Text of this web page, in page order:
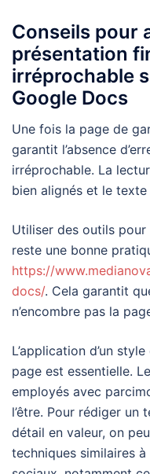
Conseils pour
présentation
irréprochable
Google Docs
Une fois la page de
garantit l’absence
irréprochable. La
bien alignés et le texte
Utiliser des outils
reste une bonne
https://
docs/. Cela garantit
n’encombre pas la
L’application d’un
page est essentielle.
employés avec
l’être. Pour rédiger
détail en valeur, on
techniques similaires